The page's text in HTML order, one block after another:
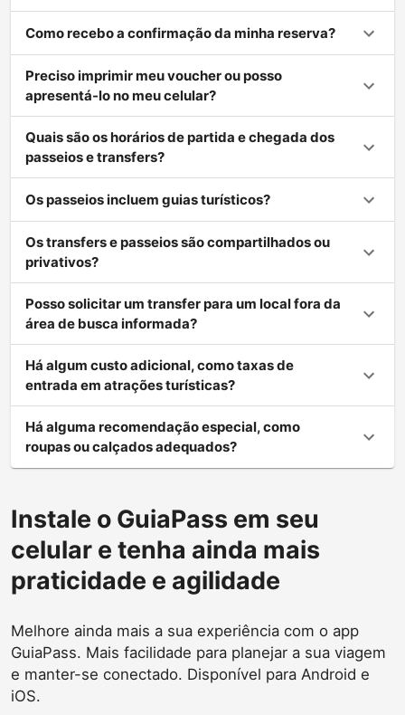
Como recebo a confirmação da minha reserva?
Preciso imprimir meu voucher ou posso
apresentá-lo no meu celular?
Quais são os horários de partida e chegada dos
passeios e transfers?
Os passeios incluem guias turísticos?
Os transfers e passeios são compartilhados ou
privativos?
Posso solicitar um transfer para um local fora da
área de busca informada?
Há algum custo adicional, como taxas de
entrada em atrações turísticas?
Há alguma recomendação especial, como
roupas ou calçados adequados?
Instale o GuiaPass em seu
celular e tenha ainda mais
praticidade e agilidade
Melhore ainda mais a sua experiência com o app
GuiaPass. Mais facilidade para planejar a sua viagem
e manter-se conectado. Disponível para Android e
iOS.